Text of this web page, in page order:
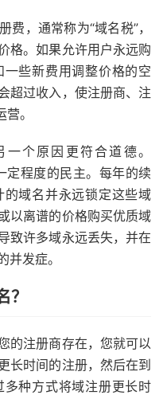
，通常称为“域名税”，
格。如果允许用户永远购
些新费用调整价格的空
超过收入，使注册商、注
。
个原因更符合道德。
定程度的民主。每年的续
域名并永远锁定这些域
以离谱的价格购买优质域
致许多域永远丢失，并在
发症。
？
的注册商存在，您就可以
长时间的注册，然后在到
种方式将域注册更长时